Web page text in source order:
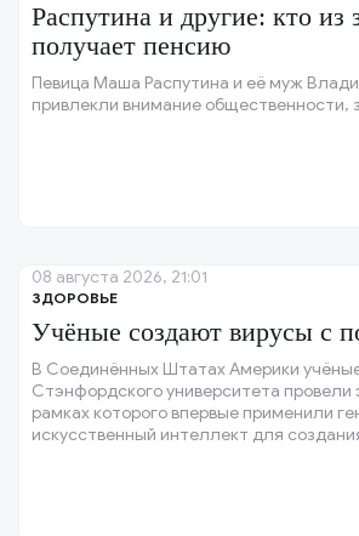
Распутина и другие: кто из
получает пенсию
Певица Маша Распутина и её муж
привлекли внимание общественности,
ЗДОРОВЬЕ
Учёные создают вирусы с
В Соединённых Штатах Америки
Стэнфордского университета провели
рамках которого впервые применили
искусственный интеллект для
08 августа 2026, 21:01